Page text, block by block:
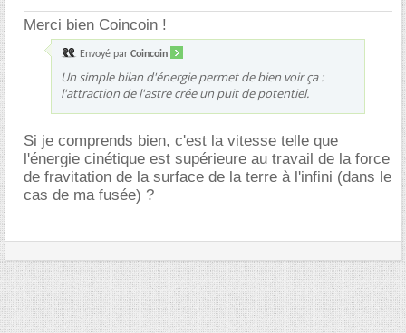
Merci bien Coincoin !
Envoyé par Coincoin
Un simple bilan d'énergie permet de bien voir ça :
l'attraction de l'astre crée un puit de potentiel.
Si je comprends bien, c'est la vitesse telle que
l'énergie cinétique est supérieure au travail de la force
de fravitation de la surface de la terre à l'infini (dans le
cas de ma fusée) ?